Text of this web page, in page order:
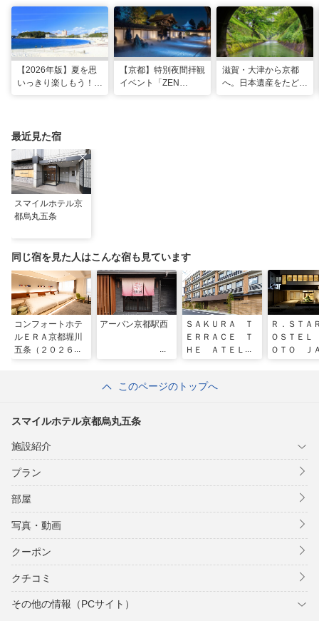
【2026年版】夏を思
いっきり楽しもう！関
【京都】特別夜間拝観
イベント「ZEN
滋賀・大津から京都
へ。日本遺産をたどる
最近見た宿
スマイルホテル京
都烏丸五条
同じ宿を見た人はこんな宿も見ています
コンフォートホテ
ルＥＲＡ京都堀川
五条（２０２６年
アーバン京都駅西
ＳＡＫＵＲＡ Ｔ
ＥＲＲＡＣＥ Ｔ
ＨＥ ＡＴＥＬＩ
エ）
Ｒ．ＳＴ
ＯＳＴＥ
ＯＴＯ Ｊ
このページのトップへ
スマイルホテル京都烏丸五条
施設紹介
プラン
部屋
写真・動画
クーポン
クチコミ
その他の情報（PCサイト）